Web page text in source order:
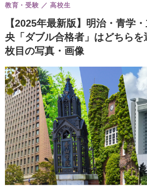
共通テスト 夏休み
8月開催イベント・WS 全国公立高校 過去問 人気
自由研究教材（小学生向け） 自由研究教材（中学生向
【2025年最新版】明治・青学
央「ダブル合格者」はどちら
枚目の写真・画像
教育・受験 高校生